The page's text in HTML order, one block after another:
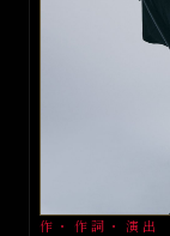
作・作詞・演出